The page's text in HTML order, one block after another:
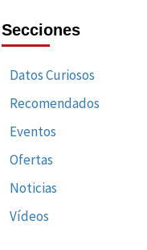
Secciones
Datos Curiosos
Recomendados
Eventos
Ofertas
Noticias
Vídeos